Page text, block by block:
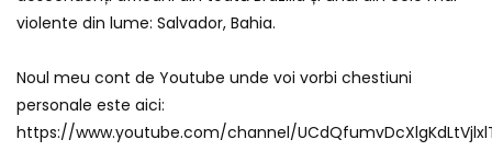
violente din lume: Salvador, Bahia.
Noul meu cont de Youtube unde voi vorbi chestiuni
personale este aici:
https://www.youtube.com/channel/